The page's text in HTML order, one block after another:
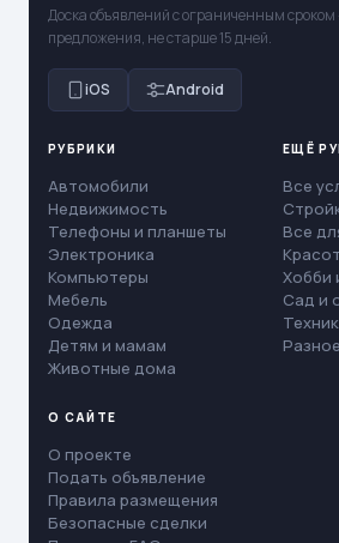
Доска объявлений с ограниченным сроком
предложения, не старше 15 дней.
iOS Android
РУБРИКИ
Автомобили
Недвижимость
Телефоны и планшеты
Электроника
Компьютеры
Мебель
Одежда
Детям и мамам
Животные дома
ЕЩЁ
Все
Все
Хобби
Сад и
Разное
О САЙТЕ
О проекте
Подать объявление
Правила размещения
Безопасные сделки